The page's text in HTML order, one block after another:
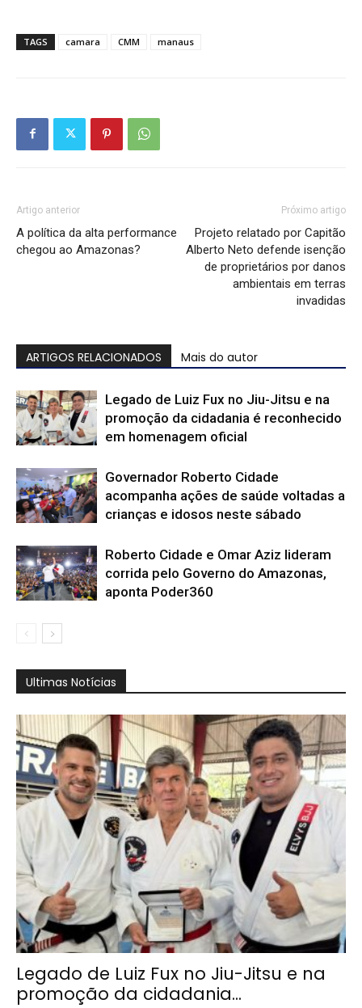
TAGS camara CMM manaus
Artigo anterior
A política da alta performance
chegou ao Amazonas?
Próximo artigo
Projeto relatado por Capitão
Alberto Neto defende isenção
de proprietários por danos
ambientais em terras
invadidas
ARTIGOS RELACIONADOS Mais do autor
Legado de Luiz Fux no Jiu-Jitsu e na
promoção da cidadania é reconhecido
em homenagem oficial
Governador Roberto Cidade
acompanha ações de saúde voltadas a
crianças e idosos neste sábado
Roberto Cidade e Omar Aziz lideram
corrida pelo Governo do Amazonas,
aponta Poder360
Ultimas Notícias
Legado de Luiz Fux no Jiu-Jitsu e na
promoção da cidadania...